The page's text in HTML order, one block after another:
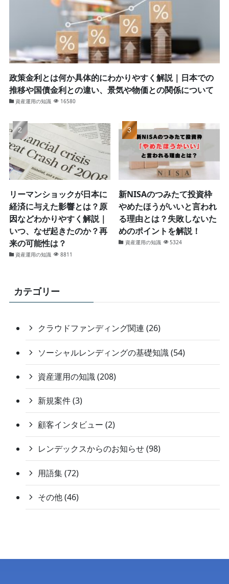
政策金利とは何か具体的にわかりやすく解説｜日本での
推移や国債金利との違い、景気や物価との関係について
資産運用の知識 16580
リーマンショックが日本に
経済に与えた影響とは？原
因などわかりやすく解説｜
いつ、なぜ起きたのか？再
来の可能性は？
資産運用の知識 8811
新NISAのつみたて投資枠
やめたほうがいいと言われ
る理由とは？失敗しないた
めのポイントを解説！
資産運用の知識 5324
カテゴリー
クラウドファンディング関連 (26)
ソーシャルレンディングの基礎知識 (54)
資産運用の知識 (208)
新規案件 (3)
顧客インタビュー (2)
レンデックスからのお知らせ (98)
用語集 (72)
その他 (46)